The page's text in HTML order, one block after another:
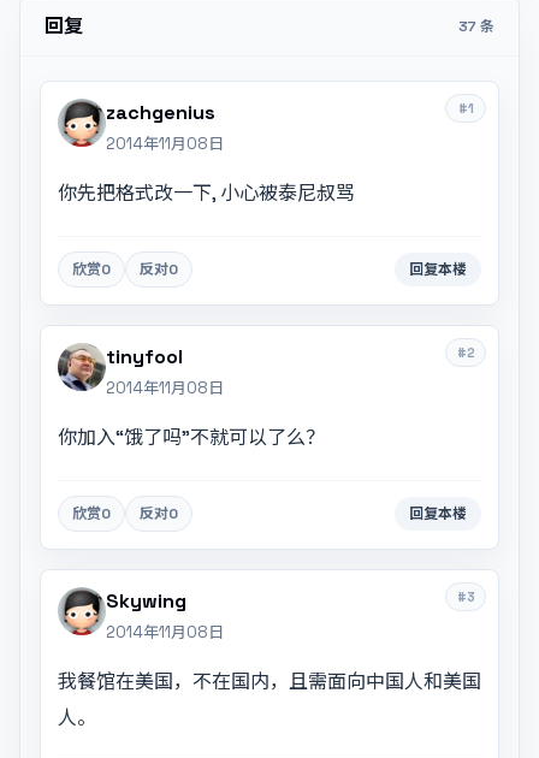
回复 37 条
#1
zachgenius
2014年11月08日
你先把格式改一下, 小心被泰尼叔骂
欣赏0 反对0 回复本楼
#2
tinyfool
2014年11月08日
你加入“饿了吗”不就可以了么？
欣赏0 反对0 回复本楼
#3
Skywing
2014年11月08日
我餐馆在美国，不在国内，且需面向中国人和美国
人。